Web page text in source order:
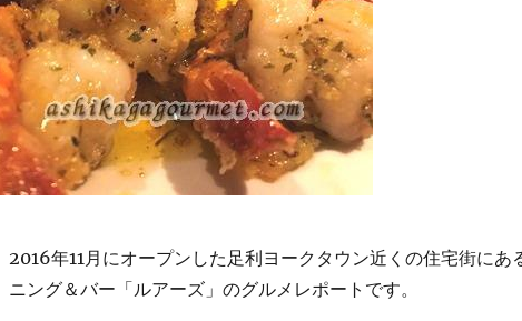
2016年11月にオープンした足利ヨークタウン近くの住宅街にあ
ニング＆バー「ルアーズ」のグルメレポートです。